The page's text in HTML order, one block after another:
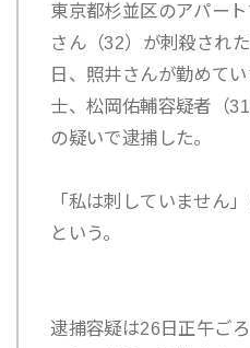
東京都杉並区のアパー
さん（32）が刺殺され
日、照井さんが勤めて
士、松岡佑輔容疑者（
の疑いで逮捕した。
「私は刺していません
という。
逮捕容疑は26日正午ご